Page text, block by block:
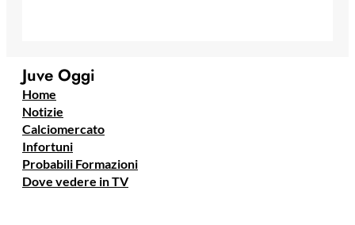
Juve Oggi
Home
Notizie
Calciomercato
Infortuni
Probabili Formazioni
Dove vedere in TV